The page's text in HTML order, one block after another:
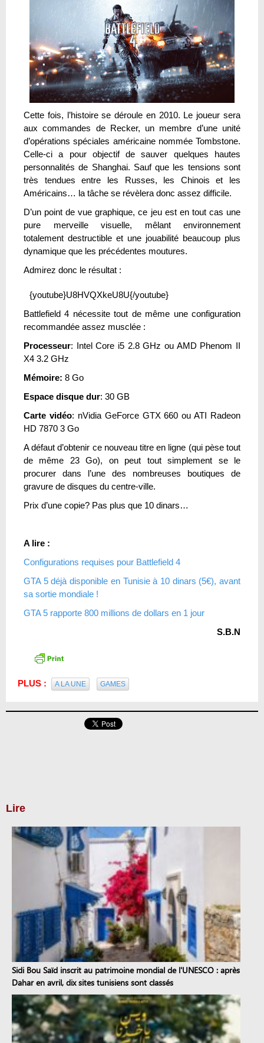
Cette fois, l’histoire se déroule en 2010. Le joueur sera
aux commandes de Recker, un membre d’une unité
d’opérations spéciales américaine nommée Tombstone.
Celle-ci a pour objectif de sauver quelques hautes
personnalités de Shanghai. Sauf que les tensions sont
très tendues entre les Russes, les Chinois et les
Américains… la tâche se révèlera donc assez difficile.
D’un point de vue graphique, ce jeu est en tout cas une
pure merveille visuelle, mêlant environnement
totalement destructible et une jouabilité beaucoup plus
dynamique que les précédentes moutures.
Admirez donc le résultat :
{youtube}U8HVQXkeU8U{/youtube}
Battlefield 4 nécessite tout de même une configuration
recommandée assez musclée :
Processeur: Intel Core i5 2.8 GHz ou AMD Phenom II
X4 3.2 GHz
Mémoire: 8 Go
Espace disque dur: 30 GB
Carte vidéo: nVidia GeForce GTX 660 ou ATI Radeon
HD 7870 3 Go
A défaut d’obtenir ce nouveau titre en ligne (qui pèse tout
de même 23 Go), on peut tout simplement se le
procurer dans l’une des nombreuses boutiques de
gravure de disques du centre-ville.
Prix d’une copie? Pas plus que 10 dinars…
A lire :
Configurations requises pour Battlefield 4
GTA 5 déjà disponible en Tunisie à 10 dinars (5€), avant
sa sortie mondiale !
GTA 5 rapporte 800 millions de dollars en 1 jour
S.B.N
PLUS : A LA UNE GAMES
Lire
Sidi Bou Saïd inscrit au patrimoine mondial de l'UNESCO : après
Dahar en avril, dix sites tunisiens sont classés